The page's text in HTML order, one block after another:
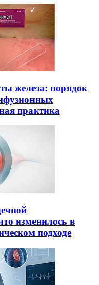
железа: порядок
практика
изменилось в
подходе